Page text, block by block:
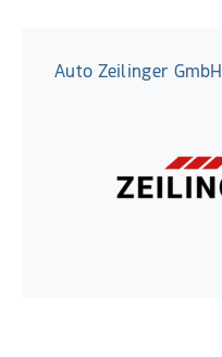
Auto Zeilinger GmbH